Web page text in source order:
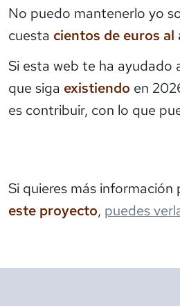
No puedo mantenerlo yo
cuesta cientos de euros al
Si esta web te ha ayudado
que siga existiendo en
es contribuir, con lo que
Si quieres más información
este proyecto, puedes